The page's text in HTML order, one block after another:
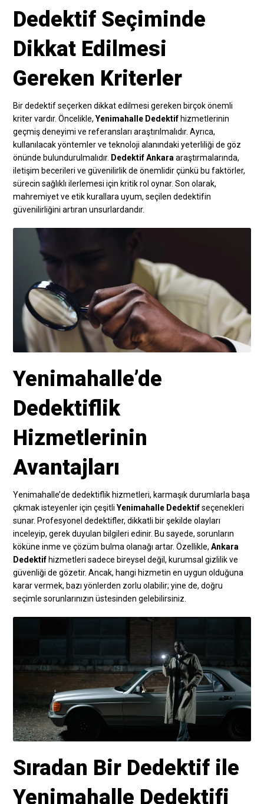
Dedektif Seçiminde
Dikkat Edilmesi
Gereken Kriterler
Bir dedektif seçerken dikkat edilmesi gereken birçok önemli
kriter vardır. Öncelikle,Yenimahalle Dedektif hizmetlerinin
geçmiş deneyimi ve referansları araştırılmalıdır. Ayrıca,
kullanılacak yöntemler ve teknoloji alanındaki yeterliliği de göz
önünde bulundurulmalıdır. Dedektif Ankaraaraştırmalarında,
iletişim becerileri ve güvenilirlik de önemlidir çünkü bu faktörler,
sürecin sağlıklı ilerlemesi için kritik rol oynar. Son olarak,
mahremiyet ve etik kurallara uyum, seçilen dedektifin
güvenilirliğini artıran unsurlardandır.
Yenimahalle’de
Dedektiflik
Hizmetlerinin
Avantajları
Yenimahalle’de dedektiflik hizmetleri, karmaşık durumlarla başa
çıkmak isteyenler için çeşitliYenimahalle Dedektifseçenekleri
sunar. Profesyonel dedektifler, dikkatli bir şekilde olayları
inceleyip, gerek duyulan bilgileri edinir. Bu sayede, sorunların
köküne inme ve çözüm bulma olanağı artar. Özellikle,Ankara
Dedektif hizmetleri sadece bireysel değil, kurumsal gizlilik ve
güvenliği de gözetir. Ancak, hangi hizmetin en uygun olduğuna
karar vermek, bazı yönlerden zorlu olabilir; yine de, doğru
seçimle sorunlarınızın üstesinden gelebilirsiniz.
Sıradan Bir Dedektif ile
Yenimahalle Dedektifi